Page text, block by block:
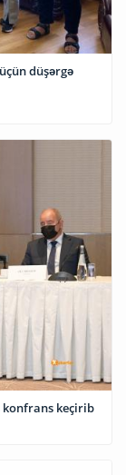
düşərgə
konfrans keçirib